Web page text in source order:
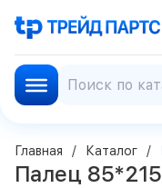
Главная Каталог
Палец 85*215